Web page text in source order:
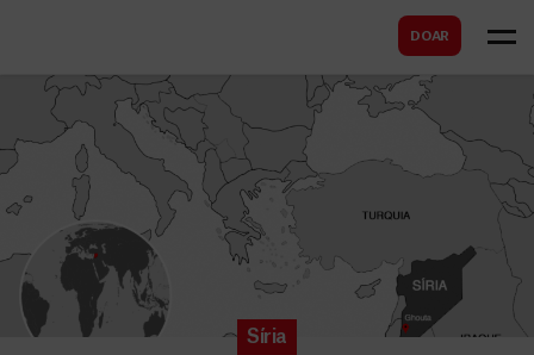
DOAR
r
Síria
c